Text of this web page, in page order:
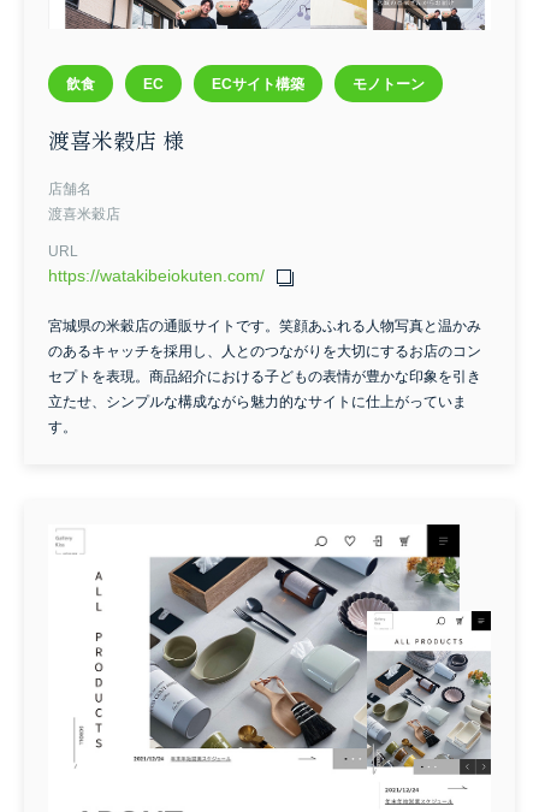
飲食 EC ECサイト構築 モノトーン
渡喜米穀店 様
店舗名
渡喜米穀店
URL
https://watakibeiokuten.com/
宮城県の米穀店の通販サイトです。笑顔あふれる人物写真と温かみ
のあるキャッチを採用し、人とのつながりを大切にするお店のコン
セプトを表現。商品紹介における子どもの表情が豊かな印象を引き
立たせ、シンプルな構成ながら魅力的なサイトに仕上がっていま
す。